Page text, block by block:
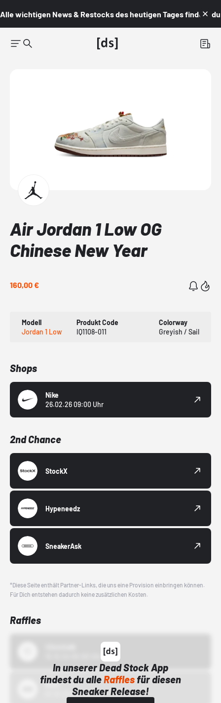
Alle wichtigen News & Restocks des heutigen Tages findest du
Air Jordan 1 Low OG
Chinese New Year
160,00 €
Modell
Jordan 1 Low
Produkt Code
IQ1108-011
Colorway
Greyish / Sail
Shops
Nike
26.02.26 09:00 Uhr
2nd Chance
StockX
Hypeneedz
SneakerAsk
*Diese Seite enthält Partner-Links, die uns eine Provision einbringen können.
Für Dich entstehen dadurch keine zusätzlichen Kosten.
Raffles
In unserer Dead Stock App
findest du alleRafflesfür diesen
Sneaker Release!
Bstn
01.10.22 00:00 Uhr